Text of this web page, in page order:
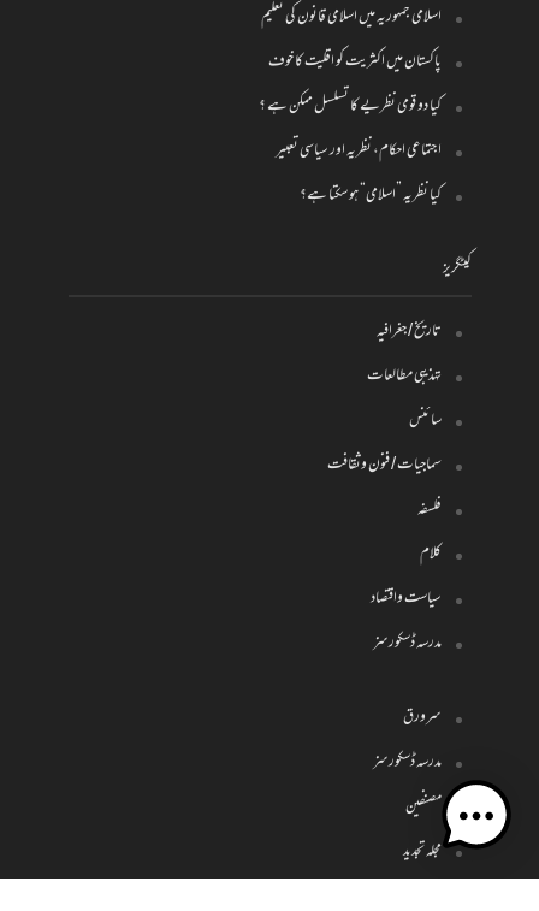
اسلامی جمہوریہ میں اسلامی قانون کی تعلیم
پاکستان میں اکثریت کو اقلیت کا خوف
کیا دو قومی نظریے کا تسلسل ممکن ہے ؟
اجتماعی احکام، نظریہ اور سیاسی تعبیر
کیا نظریہ ”اسلامی“ ہو سکتا ہے؟
کیٹگریز
تاریخ / جغرافیہ
تہذیبی مطالعات
سائنس
سماجیات / فنون وثقافت
فلسفہ
کلام
سیاست واقتصاد
مدرسہ ڈسکورسز
سرورق
مدرسہ ڈسکورسز
مصنفین
مجلہ تجدید